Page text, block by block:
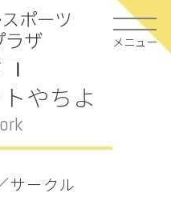
メニュー
やちよ
サークル